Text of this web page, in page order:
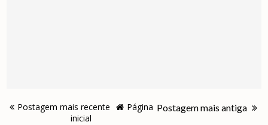
Postagem mais recente Postagem mais antiga
Página
inicial